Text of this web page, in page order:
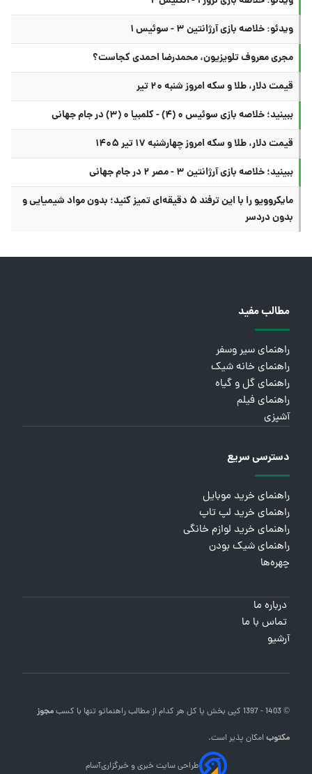
ویدئو: خلاصه بازی آرژانتین ۳ - سوئیس ۱
مجری معروف تلویزیون، محمدرضا احمدی کجاست؟
قیمت دلار، طلا و سکه امروز شنبه ۲۰ تیر
ببینید؛ خلاصه بازی سوئیس ۰ (۴) - کلمبیا ۰ (۳) در جام جهانی
قیمت دلار، طلا و سکه امروز چهارشنبه ۱۷ تیر ۱۴۰۵
ببینید؛ خلاصه بازی آرژانتین ۳ - مصر ۲ در جام جهانی
مایکروویو را با این ترفند ۵ دقیقه‌ای تمیز کنید؛ بدون مواد شیمیایی و
بدون دردسر
مطالب مفید
راهنمای سیر وسفر
راهنمای خانه شیک
راهنمای گل و گیاه
راهنمای فیلم
آشپزی
دسترسی سریع
راهنمای خرید موبایل
راهنمای خرید لپ تاپ
راهنمای خرید لوازم خانگی
راهنمای شیک بودن
چهره‌ها
درباره ما
تماس با ما
آرشیو
© 1403 - 1397 کپی بخش یا کل هر کدام از مطالب راهنماتو تنها با کسبمجوز
مکتوبامکان پذیر است.
طراحی سایت خبری و خبرگزاریآسام